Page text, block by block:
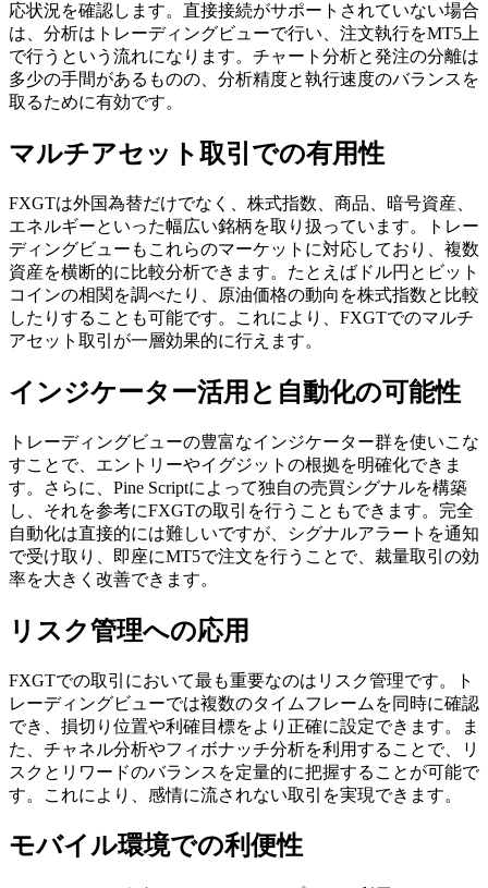
応状況を確認します。直接接続がサポートされていない場合
は、分析はトレーディングビューで行い、注文執行をMT5上
で行うという流れになります。チャート分析と発注の分離は
多少の手間があるものの、分析精度と執行速度のバランスを
取るために有効です。
マルチアセット取引での有用性
FXGTは外国為替だけでなく、株式指数、商品、暗号資産、
エネルギーといった幅広い銘柄を取り扱っています。トレー
ディングビューもこれらのマーケットに対応しており、複数
資産を横断的に比較分析できます。たとえばドル円とビット
コインの相関を調べたり、原油価格の動向を株式指数と比較
したりすることも可能です。これにより、FXGTでのマルチ
アセット取引が一層効果的に行えます。
インジケーター活用と自動化の可能性
トレーディングビューの豊富なインジケーター群を使いこな
すことで、エントリーやイグジットの根拠を明確化できま
す。さらに、Pine Scriptによって独自の売買シグナルを構築
し、それを参考にFXGTの取引を行うこともできます。完全
自動化は直接的には難しいですが、シグナルアラートを通知
で受け取り、即座にMT5で注文を行うことで、裁量取引の効
率を大きく改善できます。
リスク管理への応用
FXGTでの取引において最も重要なのはリスク管理です。ト
レーディングビューでは複数のタイムフレームを同時に確認
でき、損切り位置や利確目標をより正確に設定できます。ま
た、チャネル分析やフィボナッチ分析を利用することで、リ
スクとリワードのバランスを定量的に把握することが可能で
す。これにより、感情に流されない取引を実現できます。
モバイル環境での利便性